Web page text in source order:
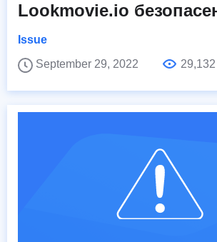
Lookmovie.io
Issue
September 29, 2022
29,132